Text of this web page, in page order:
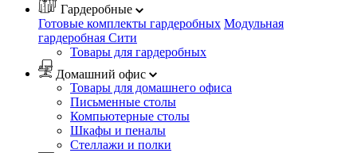
Гардеробные
Готовые комплекты гардеробных Модульная
гардеробная Сити
Товары для гардеробных
Домашний офис
Товары для домашнего офиса
Письменные столы
Компьютерные столы
Шкафы и пеналы
Стеллажи и полки